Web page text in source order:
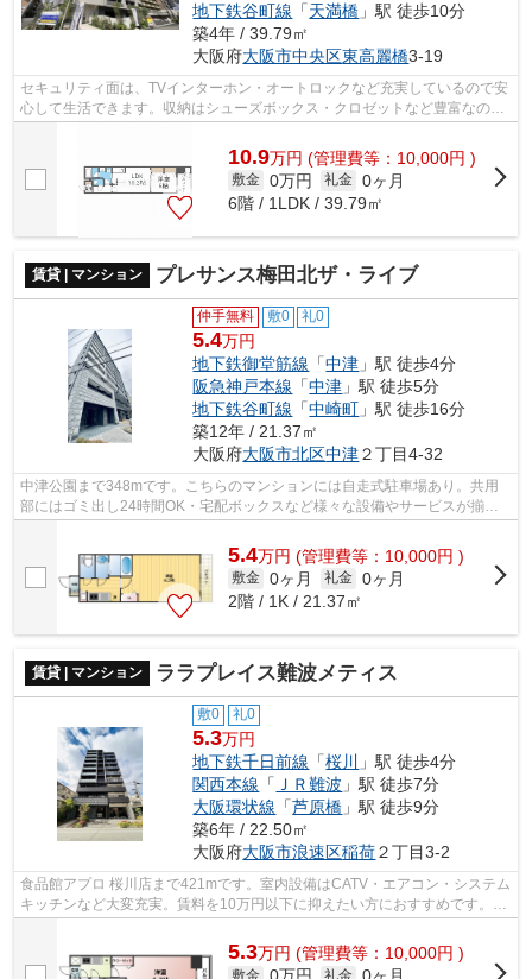
地下鉄谷町線 「天満橋 」駅 徒歩10分
築4年 / 39.79㎡
大阪府大阪市中央区東高麗橋3-19
セキュリティ面は、TVインターホン・オートロックなど充実しているので安
心して生活できます。収納はシューズボックス・クロゼットなど豊富なの
10.9万円 (管理費等：10,000円 )
敷金 0万円 礼金 0ヶ月
6階 / 1LDK / 39.79㎡
賃貸 | マンション プレサンス梅田北ザ・ライブ
仲手無料 敷0 礼0
5.4万円
地下鉄御堂筋線 「中津 」駅 徒歩4分
阪急神戸本線 「中津 」駅 徒歩5分
地下鉄谷町線 「中崎町 」駅 徒歩16分
築12年 / 21.37㎡
大阪府大阪市北区中津２丁目4-32
中津公園まで348mです。こちらのマンションには自走式駐車場あり。共用
部にはゴミ出し24時間OK・宅配ボックスなど様々な設備やサービスが揃っ
5.4万円 (管理費等：10,000円 )
敷金 0ヶ月 礼金 0ヶ月
2階 / 1K / 21.37㎡
賃貸 | マンション ララプレイス難波メティス
敷0 礼0
5.3万円
地下鉄千日前線 「桜川
」駅 徒歩4分
関西本線 「 ＪＲ難波 」駅 徒歩7分
大阪環状線 「芦原橋 」駅 徒歩9分
築6年 / 22.50㎡
大阪府大阪市浪速区稲荷２丁目3-2
食品館アプロ 桜川店まで421mです。室内設備はCATV・エアコン・システム
キッチンなど大変充実。賃料を10万円以下に抑えたい方におすすめです。イ
ンターネットをご利用いただけます。当...
5.3万円 (管理費等：10,000円 )
敷金 礼金